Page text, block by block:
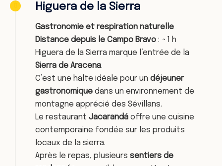
Higuera de la Sierra
Gastronomie et respiration naturelle
Distance depuis le Campo Bravo: ~1 h
Higuera de la Sierra marque l’entrée de la
Sierra de Aracena.
C’est une halte idéale pour un déjeuner
gastronomiquedans un environnement de
montagne apprécié des Sévillans.
Le restaurant Jacarandáoffre une cuisine
contemporaine fondée sur les produits
locaux de la sierra.
Après le repas, plusieurs sentiers de